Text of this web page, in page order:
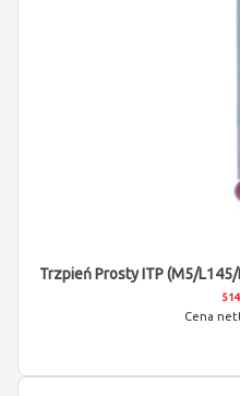
Trzpień Prosty ITP (M5/